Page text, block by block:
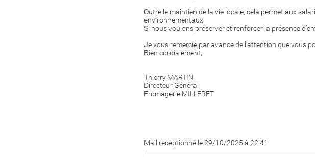
Outre le maintien de la vie locale, cela permet aux
environnementaux.
Si nous voulons préserver et renforcer la présence
Je vous remercie par avance de l’attention que vous
Bien cordialement,
Thierry MARTIN
Directeur Général
Fromagerie MILLERET
Mail receptionné le 29/10/2025 à 22:41